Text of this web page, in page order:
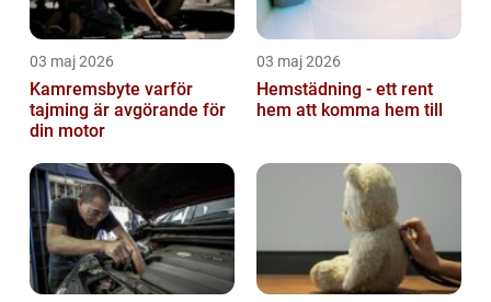
03 maj 2026
Kamremsbyte varför
tajming är avgörande för
din motor
03 maj 2026
Hemstädning - ett rent
hem att komma hem till